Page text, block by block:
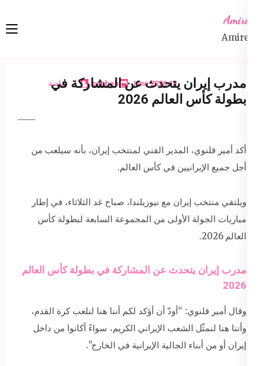
content
Amireta
Amireta
15 June 2026
sabbeh رياضة
مدرب إيران يتحدث عن المشاركة في
بطولة كأس العالم 2026
أكد أمير قلنوي، المدير الفني لمنتخب إيران، بأنه سيلعب من
أجل جميع الإيرانيين في كأس العالم.
ويلتقي منتخب إيران مع نيوزيلندا، صباح غد الثلاثاء، في إطار
مباريات الجولة الأولى من المجموعة السابعة لبطولة كأس
العالم 2026.
مدرب إيران يتحدث عن المشاركة في بطولة كأس العالم
2026
وقال أمير قلنوي: “أودّ أن أؤكد لكم أننا هنا لنلعب كرة القدم،
وأننا هنا لنمثّل الشعب الإيراني الكريم، سواءً أكانوا من داخل
إيران أو من أبناء الجالية الإيرانية في الخارج”.